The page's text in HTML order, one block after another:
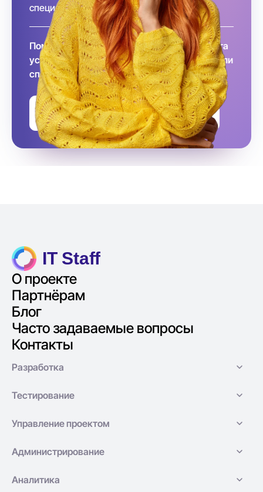
специалиста за вас!
Помните, что заключение договора и оплата
услуг происходит после того, как вы выбрали
специалиста
Оставить заявку на подбор
IT Staff
О проекте
Партнёрам
Блог
Часто задаваемые вопросы
Контакты
Разработка
Тестирование
Управление проектом
Администрирование
Аналитика